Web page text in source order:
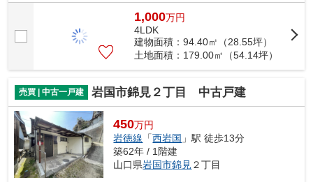
古の戸建て物件。岩徳線西岩国近くにあ...
1,000万円
4LDK
建物面積：94.40㎡（28.55坪）
土地面積：179.00㎡（54.14坪）
売買 | 中古一戸建 岩国市錦見２丁目 中古戸建
450万円
岩徳線 「西岩国 」駅 徒歩13分
築62年 / 1階建
山口県岩国市錦見 ２丁目